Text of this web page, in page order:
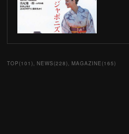
TOP (101 ) NEWS (228) MAGAZINE (165)